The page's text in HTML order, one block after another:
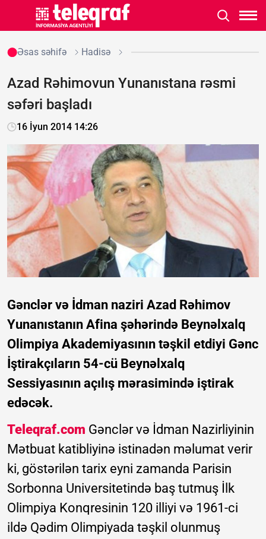
Əsas səhifə Hadisə
Azad Rəhimovun Yunanıstana rəsmi
səfəri başladı
16 İyun 2014 14:26
Gənclər və İdman naziri Azad Rəhimov
Yunanıstanın Afina şəhərində Beynəlxalq
Olimpiya Akademiyasının təşkil etdiyi Gənc
İştirakçıların 54-cü Beynəlxalq
Sessiyasının açılış mərasimində iştirak
edəcək.
Teleqraf.com Gənclər və İdman Nazirliyinin
Mətbuat katibliyinə istinadən məlumat verir
ki, göstərilən tarix eyni zamanda Parisin
Sorbonna Universitetində baş tutmuş İlk
Olimpiya Konqresinin 120 illiyi və 1961-ci
ildə Qədim Olimpiyada təşkil olunmuş